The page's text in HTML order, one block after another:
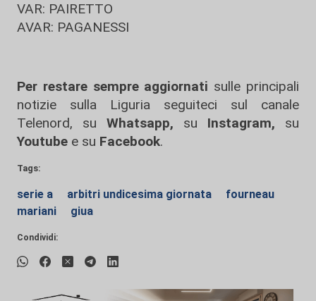
VAR: PAIRETTO
AVAR: PAGANESSI
Per restare sempre aggiornati sulle principali
notizie sulla Liguria seguiteci sul canale
Telenord, su
Whatsapp, su Instagram, su
Youtube e su Facebook.
Tags:
serie a arbitri undicesima giornata
fourneau
mariani
giua
Condividi: